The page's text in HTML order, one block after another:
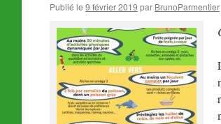
Publié le 9 février 2019 par BrunoParmentier